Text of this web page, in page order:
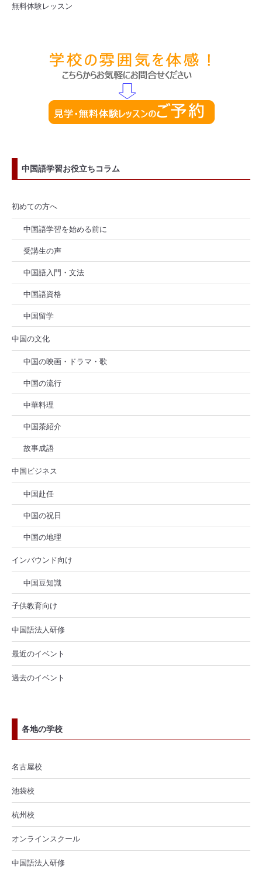
無料体験レッスン
中国語学習お役立ちコラム
初めての方へ
中国語学習を始める前に
受講生の声
中国語入門・文法
中国語資格
中国留学
中国の文化
中国の映画・ドラマ・歌
中国の流行
中華料理
中国茶紹介
故事成語
中国ビジネス
中国赴任
中国の祝日
中国の地理
インバウンド向け
中国豆知識
子供教育向け
中国語法人研修
最近のイベント
過去のイベント
各地の学校
名古屋校
池袋校
杭州校
オンラインスクール
中国語法人研修